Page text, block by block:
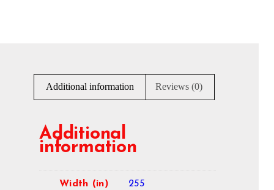
Additional information Reviews (0)
Additional
information
Width (in) 255